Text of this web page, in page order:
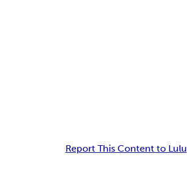
Report This Content to Lulu